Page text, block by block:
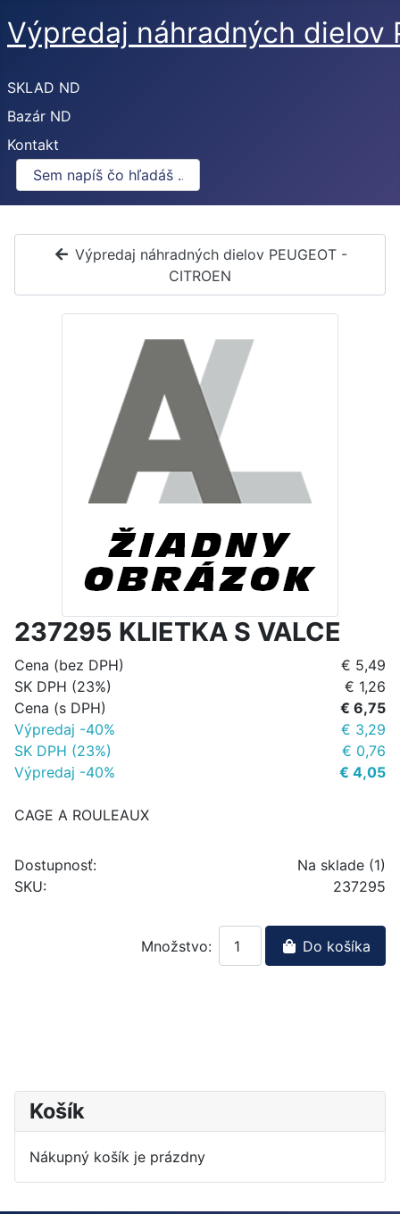
Výpredaj náhradných dielov
SKLAD ND
Bazár ND
Kontakt
Výpredaj náhradných dielov PEUGEOT -
CITROEN
237295 KLIETKA S VALCE
Cena (bez DPH)
€ 5,49
SK DPH (23%)
€ 1,26
Cena (s DPH)
€ 6,75
Výpredaj -40%
€ 3,29
SK DPH (23%)
€ 0,76
Výpredaj -40%
€ 4,05
CAGE A ROULEAUX
Dostupnosť:
Na sklade (1)
SKU:
237295
Množstvo: Do košíka
Košík
Nákupný košík je prázdny